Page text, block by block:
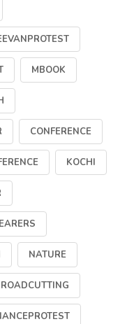
MBOOK
CONFERENCE
KOCHI
NATURE
ROADCUTTING